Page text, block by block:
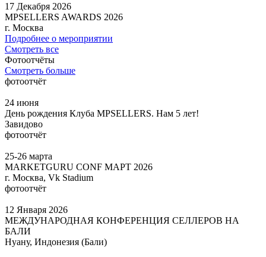
17 Декабря 2026
MPSELLERS AWARDS 2026
г. Москва
Подробнее о мероприятии
Смотреть все
Фотоотчёты
Смотреть больше
фотоотчёт
24 июня
День рождения Клуба MPSELLERS. Нам 5 лет!
Завидово
фотоотчёт
25-26 марта
MARKETGURU CONF МАРТ 2026
г. Москва, Vk Stadium
фотоотчёт
12 Января 2026
МЕЖДУНАРОДНАЯ КОНФЕРЕНЦИЯ СЕЛЛЕРОВ НА
БАЛИ
Нуану, Индонезия (Бали)